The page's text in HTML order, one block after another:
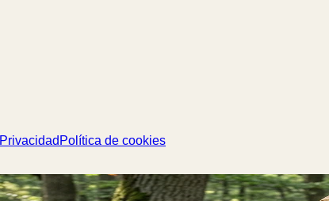
Privacidad Política de cookies